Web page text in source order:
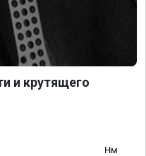
и крутящего
Нм